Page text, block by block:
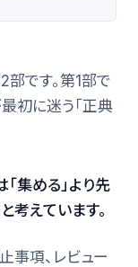
部です。第1部で
初に迷う「正典
集める」より先
考えています。
事項、レビュー